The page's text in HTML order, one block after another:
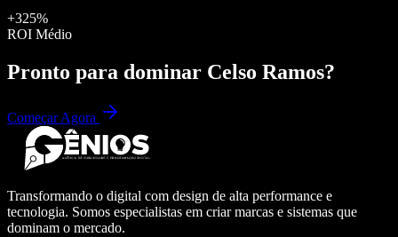
+325%
ROI Médio
Pronto para dominar Celso Ramos?
Começar Agora
Transformando o digital com design de alta performance e
tecnologia. Somos especialistas em criar marcas e sistemas que
dominam o mercado.